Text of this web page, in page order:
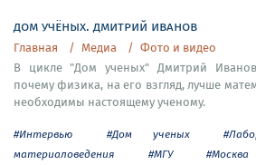
дом учёных. дмитрий иванов
Главная Медиа
Фото и видео
В цикле "Дом ученых" Дмитрий Иванов
почему физика, на его взгляд, лучше
необходимы настоящему ученому.
#Интервью #Дом ученых
материаловедения
#МГУ #Москва